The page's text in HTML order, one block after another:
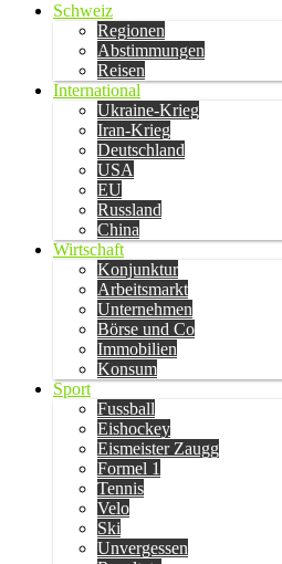
Schweiz
Regionen
Abstimmungen
Reisen
International
Ukraine-Krieg
Iran-Krieg
Deutschland
USA
EU
Russland
China
Wirtschaft
Konjunktur
Arbeitsmarkt
Unternehmen
Börse und Co
Immobilien
Konsum
Sport
Fussball
Eishockey
Eismeister Zaugg
Formel 1
Tennis
Velo
Ski
Unvergessen